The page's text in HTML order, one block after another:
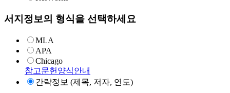
서지정보의 형식을 선택하세요
MLA
APA
Chicago
참고문헌양식안내
간략정보 (제목, 저자, 연도)